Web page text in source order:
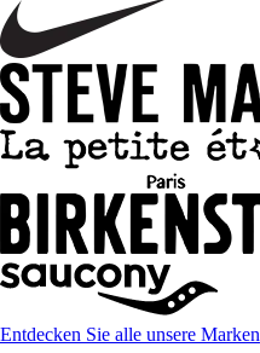
Entdecken Sie alle unsere Marken